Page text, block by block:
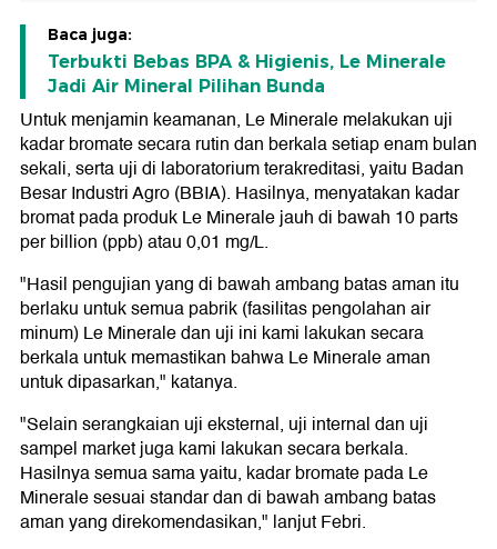
Baca juga:
Terbukti Bebas BPA & Higienis, Le Minerale
Jadi Air Mineral Pilihan Bunda
Untuk menjamin keamanan, Le Minerale melakukan uji
kadar bromate secara rutin dan berkala setiap enam bulan
sekali, serta uji di laboratorium terakreditasi, yaitu Badan
Besar Industri Agro (BBIA). Hasilnya, menyatakan kadar
bromat pada produk Le Minerale jauh di bawah 10 parts
per billion (ppb) atau 0,01 mg/L.
"Hasil pengujian yang di bawah ambang batas aman itu
berlaku untuk semua pabrik (fasilitas pengolahan air
minum) Le Minerale dan uji ini kami lakukan secara
berkala untuk memastikan bahwa Le Minerale aman
untuk dipasarkan," katanya.
"Selain serangkaian uji eksternal, uji internal dan uji
sampel market juga kami lakukan secara berkala.
Hasilnya semua sama yaitu, kadar bromate pada Le
Minerale sesuai standar dan di bawah ambang batas
aman yang direkomendasikan," lanjut Febri.